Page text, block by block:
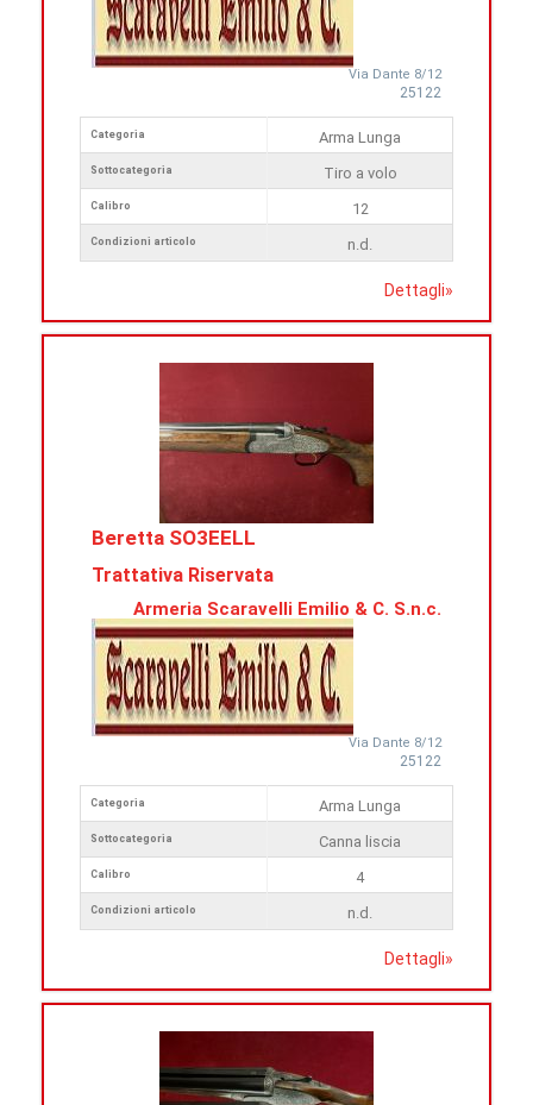
Via Dante 8/12
25122
Categoria
Sottocategoria
Calibro
Condizioni articolo
Arma Lunga
Tiro a volo
12
n.d.
Dettagli»
Beretta SO3EELL
Trattativa Riservata
Armeria Scaravelli Emilio & C. S.n.c.
Via Dante 8/12
25122
Categoria
Sottocategoria
Calibro
Condizioni articolo
Arma Lunga
Canna liscia
4
n.d.
Dettagli»